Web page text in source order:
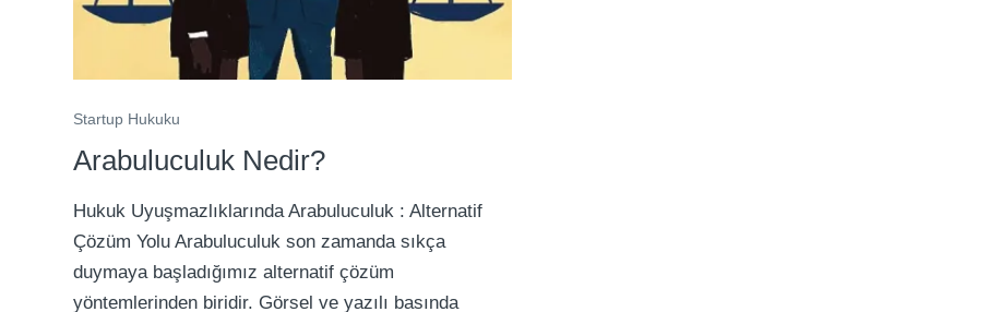
Startup Hukuku
Arabuluculuk Nedir?
Hukuk Uyuşmazlıklarında Arabuluculuk : Alternatif
Çözüm Yolu Arabuluculuk son zamanda sıkça
duymaya başladığımız alternatif çözüm
yöntemlerinden biridir. Görsel ve yazılı basında